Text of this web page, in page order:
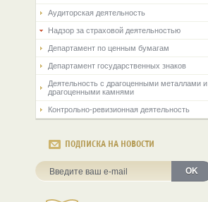
Аудиторская деятельность
Надзор за страховой деятельностью
Департамент по ценным бумагам
Департамент государственных знаков
Деятельность с драгоценными металлами и
драгоценными камнями
Контрольно-ревизионная деятельность
ПОДПИСКА НА НОВОСТИ
OK